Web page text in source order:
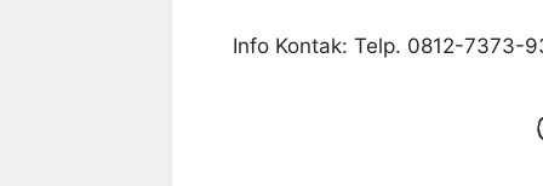
Info Kontak: Telp. 0812-7373-